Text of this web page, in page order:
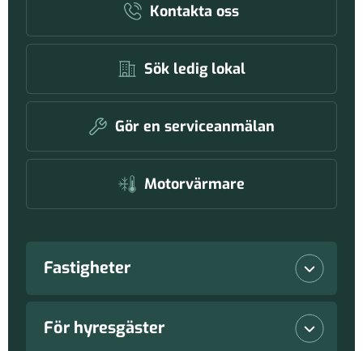
Kontakta oss
Sök ledig lokal
Gör en serviceanmälan
Motorvärmare
Fastigheter
Lediga lokaler
För hyresgäster